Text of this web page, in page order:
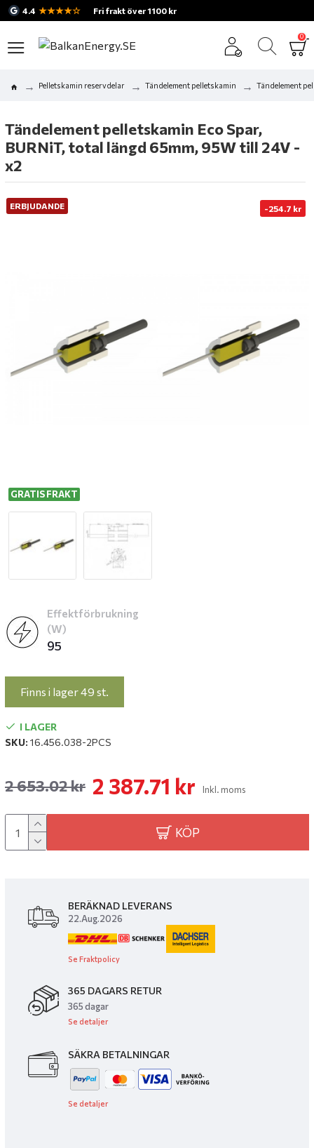
4.4 ★★★★☆ Fri frakt över 1100 kr
0
Pelletskamin reservdelar Tändelement pelletskamin Tändelement
Tändelement pelletskamin Eco Spar,
BURNiT, total längd 65mm, 95W till 24V -
x2
ERBJUDANDE
GRATIS FRAKT
-254.7 kr
Effektförbrukning
(W)
95
Finns i lager 49 st.
I LAGER
SKU: 16.456.038-2PCS
2 387.71 kr
2 653.02 kr Inkl. moms
KÖP
BERÄKNAD LEVERANS
22.Aug.2026
Se Fraktpolicy
365 DAGARS RETUR
365 dagar
Se detaljer
SÄKRA BETALNINGAR
Se detaljer